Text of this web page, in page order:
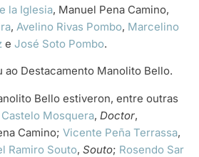
la Iglesia, Manuel Pena Camino,
, Avelino Rivas Pombo, Marcelino
e José Soto Pombo.
Destacamento Manolito Bello.
Bello estiveron, entre outras
Mosquera, Doctor,
Camino; Vicente Peña Terrassa,
Ramiro Souto, Souto; Rosendo Sar